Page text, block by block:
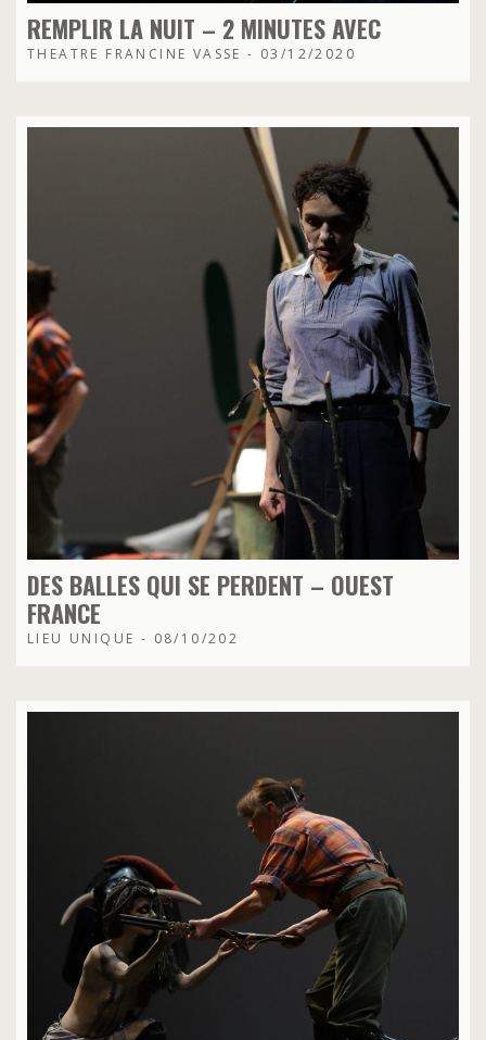
REMPLIR LA NUIT – 2 MINUTES AVEC
THEATRE FRANCINE VASSE - 03/12/2020
DES BALLES QUI SE PERDENT – OUEST
FRANCE
LIEU UNIQUE - 08/10/202